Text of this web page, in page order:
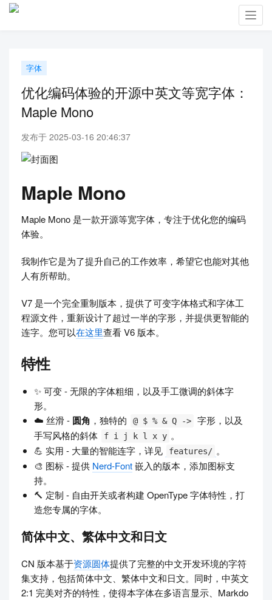
字体
优化编码体验的开源中英文等宽字体：
Maple Mono
发布于 2025-03-16 20:46:37
Maple Mono
Maple Mono 是一款开源等宽字体，专注于优化您的编码
体验。
我制作它是为了提升自己的工作效率，希望它也能对其他
人有所帮助。
V7 是一个完全重制版本，提供了可变字体格式和字体工
程源文件，重新设计了超过一半的字形，并提供更智能的
连字。您可以在这里查看 V6 版本。
特性
✨ 可变 - 无限的字体粗细，以及手工微调的斜体字
形。
☁️ 丝滑 - 圆角 ，独特的 @ $ % & Q ->
字形，以及
手写风格的斜体
f i j k l x y 。
💪 实用 - 大量的智能连字，详见
features/ 。
🎨 图标 - 提供 Nerd-Font嵌入的版本，添加图标支
持。
🔨 定制 - 自由开关或者构建 OpenType 字体特性，打
造您专属的字体。
简体中文、繁体中文和日文
CN 版本基于资源圆体提供了完整的中文开发环境的字符
集支持，包括简体中文、繁体中文和日文。同时，中英文
2:1 完美对齐的特性，使得本字体在多语言显示、Markdo